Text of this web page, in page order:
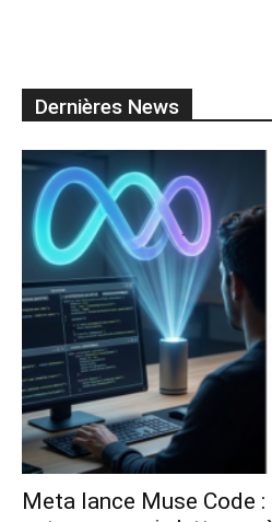
Dernières News
Meta lance Muse Code :